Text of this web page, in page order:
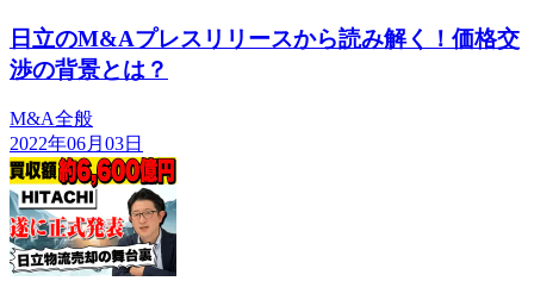
日立のM&Aプレスリリースから読み解く！価格交
渉の背景とは？
M&A全般
2022年06月03日